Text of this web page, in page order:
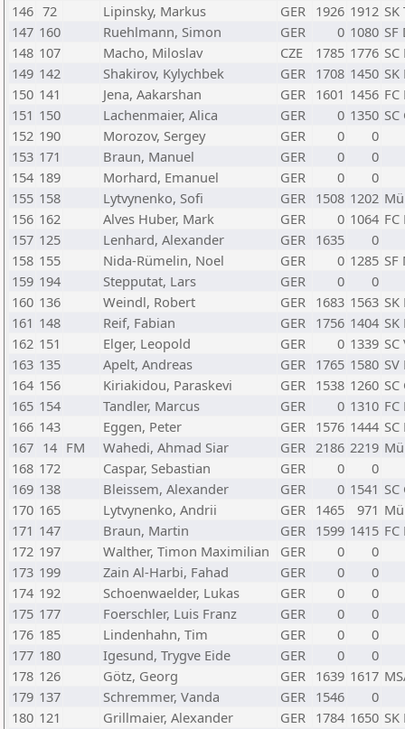
146 72 Lipinsky, Markus GER 1926 1912
147 160 Ruehlmann, Simon GER 0 1080 SF
148 107 Macho, Miloslav CZE 1785 1776
149 142 Shakirov, Kylychbek GER 1708 1450
150 141 Jena, Aakarshan GER 1601 1456
151 150 Lachenmaier, Alica GER 0 1350
152 190 Morozov, Sergey GER 0
0
153 171 Braun, Manuel GER 0
0
154 189 Morhard, Emanuel GER 0
0
155 158 Lytvynenko, Sofi GER 1508 1202
156 162 Alves Huber, Mark GER 0 1064
157 125 Lenhard, Alexander GER 1635
0
158 155 Nida-Rümelin, Noel GER 0 1285
159 194 Stepputat, Lars GER 0
0
160 136 Weindl, Robert GER 1683 1563
161 148 Reif, Fabian GER 1756 1404
162 151 Elger, Leopold GER 0 1339
163 135 Apelt, Andreas GER 1765 1580
164 156 Kiriakidou, Paraskevi GER 1538 1260
165 154 Tandler, Marcus GER 0 1310
166 143 Eggen, Peter GER 1576 1444
167 14 FM Wahedi, Ahmad Siar GER 2186 2219
168 172 Caspar, Sebastian GER 0
0
169 138 Bleissem, Alexander GER 0 1541
170 165 Lytvynenko, Andrii GER 1465 971
171 147 Braun, Martin GER 1599 1415
172 197 Walther, Timon Maximilian GER 0
0
173 199 Zain Al-Harbi, Fahad GER 0
0
174 192 Schoenwaelder, Lukas GER 0
0
175 177 Foerschler, Luis Franz GER 0
0
176 185 Lindenhahn, Tim GER 0
0
177 180 Igesund, Trygve Eide GER 0
0
178 126 Götz, Georg GER 1639 1617
179 137 Schremmer, Vanda GER 1546
0
180 121 Grillmaier, Alexander GER 1784 1650